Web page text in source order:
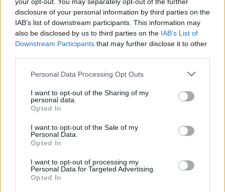
disclosure of your personal information by third parties on the
IAB’s list of downstream participants. This information may
also be disclosed by us to third parties on the IAB’s List of
Downstream Participants that may further disclose it to other
Please note that this website/app uses one or more Google
not limited to your visit or usage behaviour. You may click to
grant or deny consent to Google and its third-party tags to
use your data for below specified purposes in below Google
consent section.
Personal Data Processing Opt Outs
I want to opt-out of the Sharing of my
personal data.
Opted In
I want to opt-out of the Sale of my
Personal Data.
Opted In
I want to opt-out of processing my
Personal Data for Targeted Advertising.
Opted In
Ανδρομάχη: «Κάποιοι άντρες είναι απλά
κατώτεροι των περιστάσεων»
09.08.2026